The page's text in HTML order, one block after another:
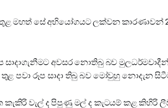
මහත් සේ අභියෝගයට ලක්වන කාරණාවන්
අවසර නොතිබු බව
පවා රූප සාදා තිබු බව මෝවුහු නොදැන
කැකිරි වැල් ද පිපුණු මල් ද කැටයම් කළ කිහිරි